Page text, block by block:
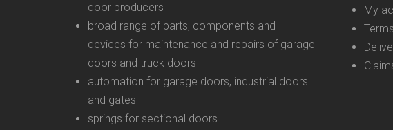
door producers
broad range of parts, components and
devices for maintenance and repairs of garage
doors and truck doors
automation for garage doors, industrial doors
and gates
springs for sectional doors
My